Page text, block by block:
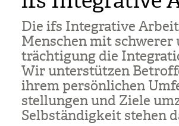
Die ifs Inte­gra­tive
Men­schen mit
träch­ti­gung die
Wir unter­stüt­zen
ihrem per­sön­li­chen
stel­lun­gen und Ziele
Selb­stän­dig­keit ste­hen